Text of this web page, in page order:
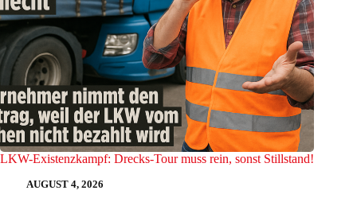
LKW-Existenzkampf: Drecks-Tour muss rein, sonst Stillstand!
AUGUST 4, 2026